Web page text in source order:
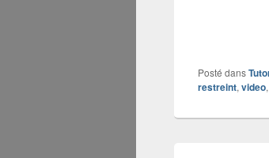
Posté dans
restreint, video,